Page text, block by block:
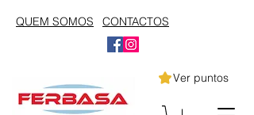
QUEM SOMOS CONTACTOS
Ver puntos